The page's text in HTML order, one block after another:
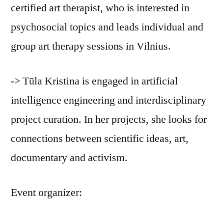
certified art therapist, who is interested in
psychosocial topics and leads individual and
group art therapy sessions in Vilnius.
-> Tūla Kristina is engaged in artificial
intelligence engineering and interdisciplinary
project curation. In her projects, she looks for
connections between scientific ideas, art,
documentary and activism.
Event organizer: